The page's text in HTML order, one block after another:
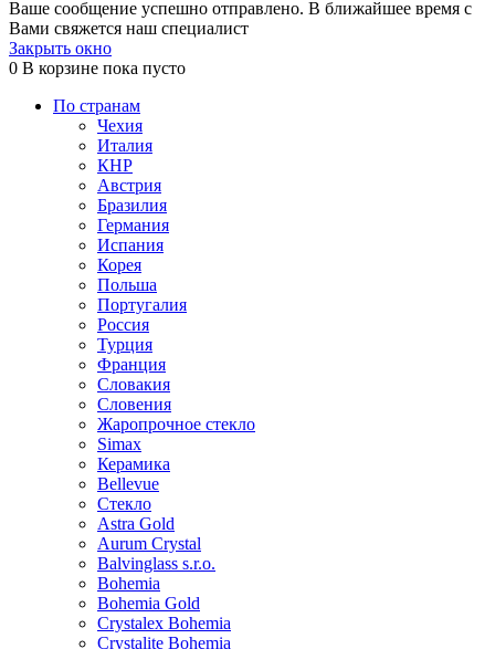
Ваше сообщение успешно отправлено. В ближайшее время с
Вами свяжется наш специалист
Закрыть окно
0 В корзине пока пусто
По странам
Чехия
Италия
КНР
Австрия
Бразилия
Германия
Испания
Корея
Польша
Португалия
Россия
Турция
Франция
Словакия
Словения
Жаропрочное стекло
Simax
Керамика
Bellevue
Стекло
Astra Gold
Aurum Crystal
Balvinglass s.r.o.
Bohemia
Bohemia Gold
Crystalex Bohemia
Crystalite Bohemia